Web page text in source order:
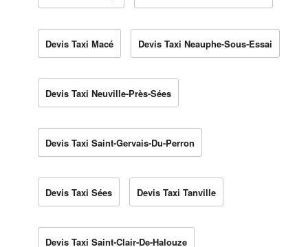
Devis Taxi Macé Devis Taxi Neauphe-Sous-Essai
Devis Taxi Neuville-Près-Sées
Devis Taxi Saint-Gervais-Du-Perron
Devis Taxi Sées Devis Taxi Tanville
Devis Taxi Saint-Clair-De-Halouze